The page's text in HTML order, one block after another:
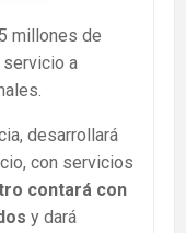
millones de
servicio a
desarrollará
con servicios
contará con
y dará